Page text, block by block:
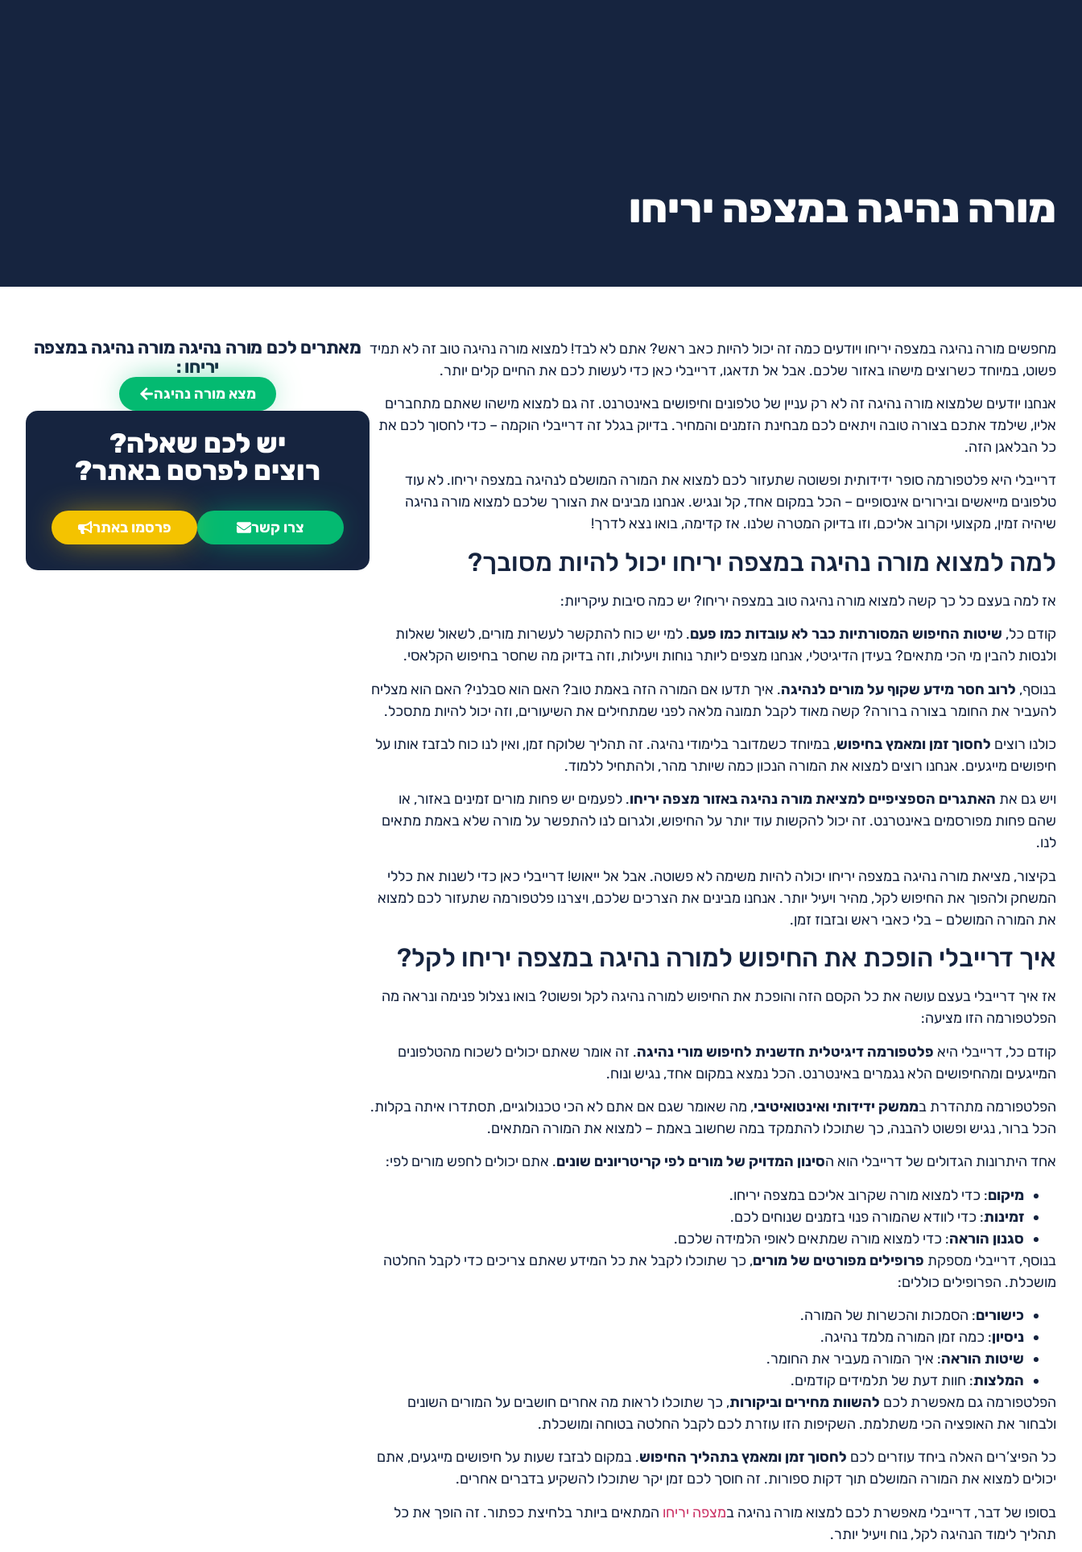
מורה נהיגה במצפה יריחו
מחפשים מורה נהיגה במצפה יריחו ויודעים כמה זה יכול להיות כאב ראש? אתם לא לבד! למצוא מורה נהיגה טוב זה לא תמיד
פשוט, במיוחד כשרוצים מישהו באזור שלכם. אבל אל תדאגו, דרייבלי כאן כדי לעשות לכם את החיים קלים יותר.
אנחנו יודעים שלמצוא מורה נהיגה זה לא רק עניין של טלפונים וחיפושים באינטרנט. זה גם למצוא מישהו שאתם מתחברים
אליו, שילמד אתכם בצורה טובה ויתאים לכם מבחינת הזמנים והמחיר. בדיוק בגלל זה דרייבלי הוקמה – כדי לחסוך לכם את
כל הבלאגן הזה.
דרייבלי היא פלטפורמה סופר ידידותית ופשוטה שתעזור לכם למצוא את המורה המושלם לנהיגה במצפה יריחו. לא עוד
טלפונים מייאשים ובירורים אינסופיים – הכל במקום אחד, קל ונגיש. אנחנו מבינים את הצורך שלכם למצוא מורה נהיגה
שיהיה זמין, מקצועי וקרוב אליכם, וזו בדיוק המטרה שלנו. אז קדימה, בואו נצא לדרך!
למה למצוא מורה נהיגה במצפה יריחו יכול להיות מסובך?
אז למה בעצם כל כך קשה למצוא מורה נהיגה טוב במצפה יריחו? יש כמה סיבות עיקריות:
קודם כל, שיטות החיפוש המסורתיות כבר לא עובדות כמו פעם. למי יש כוח להתקשר לעשרות מורים, לשאול שאלות
ולנסות להבין מי הכי מתאים? בעידן הדיגיטלי, אנחנו מצפים ליותר נוחות ויעילות, וזה בדיוק מה שחסר בחיפוש הקלאסי.
בנוסף, לרוב חסר מידע שקוף על מורים לנהיגה. איך תדעו אם המורה הזה באמת טוב? האם הוא סבלני? האם הוא מצליח
להעביר את החומר בצורה ברורה? קשה מאוד לקבל תמונה מלאה לפני שמתחילים את השיעורים, וזה יכול להיות מתסכל.
כולנו רוצים לחסוך זמן ומאמץ בחיפוש, במיוחד כשמדובר בלימודי נהיגה. זה תהליך שלוקח זמן, ואין לנו כוח לבזבז אותו על
חיפושים מייגעים. אנחנו רוצים למצוא את המורה הנכון כמה שיותר מהר, ולהתחיל ללמוד.
ויש גם את האתגרים הספציפיים למציאת מורה נהיגה באזור מצפה יריחו. לפעמים יש פחות מורים זמינים באזור, או
שהם פחות מפורסמים באינטרנט. זה יכול להקשות עוד יותר על החיפוש, ולגרום לנו להתפשר על מורה שלא באמת מתאים
לנו.
בקיצור, מציאת מורה נהיגה במצפה יריחו יכולה להיות משימה לא פשוטה. אבל אל ייאוש! דרייבלי כאן כדי לשנות את כללי
המשחק ולהפוך את החיפוש לקל, מהיר ויעיל יותר. אנחנו מבינים את הצרכים שלכם, ויצרנו פלטפורמה שתעזור לכם למצוא
את המורה המושלם – בלי כאבי ראש ובזבוז זמן.
איך דרייבלי הופכת את החיפוש למורה נהיגה במצפה יריחו לקל?
אז איך דרייבלי בעצם עושה את כל הקסם הזה והופכת את החיפוש למורה נהיגה לקל ופשוט? בואו נצלול פנימה ונראה מה
הפלטפורמה הזו מציעה:
קודם כל, דרייבלי היא פלטפורמה דיגיטלית חדשנית לחיפוש מורי נהיגה. זה אומר שאתם יכולים לשכוח מהטלפונים
המייגעים ומהחיפושים הלא נגמרים באינטרנט. הכל נמצא במקום אחד, נגיש ונוח.
הפלטפורמה מתהדרת בממשק ידידותי ואינטואיטיבי, מה שאומר שגם אם אתם לא הכי טכנולוגיים, תסתדרו איתה בקלות.
הכל ברור, נגיש ופשוט להבנה, כך שתוכלו להתמקד במה שחשוב באמת – למצוא את המורה המתאים.
אחד היתרונות הגדולים של דרייבלי הוא הסינון המדויק של מורים לפי קריטריונים שונים. אתם יכולים לחפש מורים לפי:
מיקום: כדי למצוא מורה שקרוב אליכם במצפה יריחו.
זמינות: כדי לוודא שהמורה פנוי בזמנים שנוחים לכם.
סגנון הוראה: כדי למצוא מורה שמתאים לאופי הלמידה שלכם.
בנוסף, דרייבלי מספקת פרופילים מפורטים של מורים, כך שתוכלו לקבל את כל המידע שאתם צריכים כדי לקבל החלטה
מושכלת. הפרופילים כוללים:
כישורים: הסמכות והכשרות של המורה.
ניסיון: כמה זמן המורה מלמד נהיגה.
שיטות הוראה: איך המורה מעביר את החומר.
המלצות: חוות דעת של תלמידים קודמים.
הפלטפורמה גם מאפשרת לכם להשוות מחירים וביקורות, כך שתוכלו לראות מה אחרים חושבים על המורים השונים
ולבחור את האופציה הכי משתלמת. השקיפות הזו עוזרת לכם לקבל החלטה בטוחה ומושכלת.
כל הפיצ’רים האלה ביחד עוזרים לכם לחסוך זמן ומאמץ בתהליך החיפוש. במקום לבזבז שעות על חיפושים מייגעים, אתם
יכולים למצוא את המורה המושלם תוך דקות ספורות. זה חוסך לכם זמן יקר שתוכלו להשקיע בדברים אחרים.
בסופו של דבר, דרייבלי מאפשרת לכם למצוא מורה נהיגה במצפה יריחו המתאים ביותר בלחיצת כפתור. זה הופך את כל
תהליך לימוד הנהיגה לקל, נוח ויעיל יותר.
מאתרים לכם מורה נהיגה מורה נהיגה במצפה
יריחו :
מצא מורה נהיגה
יש לכם שאלה?
רוצים לפרסם באתר?
צרו קשר פרסמו באתר